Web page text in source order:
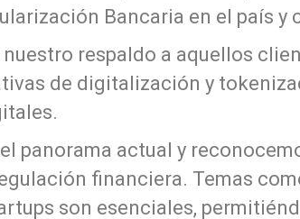
Bancaria en el país y
respaldo a aquellos
de digitalización y
panorama actual y
financiera. Temas
son esenciales,